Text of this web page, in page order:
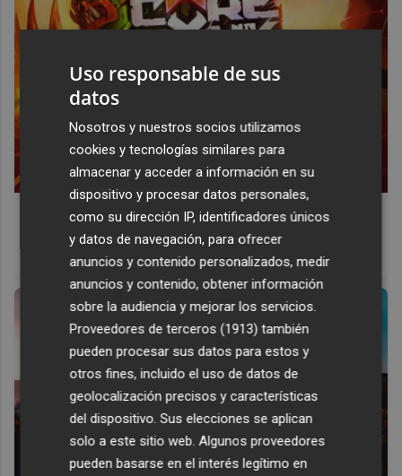
Corepunk MMORPG
Un verdadero MMORPG de la vieja escuela ¡Cómo los de
antes, pero mejor!
Uso responsable de sus
datos
Nosotros y nuestros socios utilizamos
cookies y tecnologías similares para
almacenar y acceder a información en su
dispositivo y procesar datos personales,
como su dirección IP, identificadores únicos
y datos de navegación, para ofrecer
anuncios y contenido personalizados, medir
anuncios y contenido, obtener información
sobre la audiencia y mejorar los servicios.
Proveedores de terceros (1913) también
pueden procesar sus datos para estos y
otros fines, incluido el uso de datos de
geolocalización precisos y características
del dispositivo. Sus elecciones se aplican
solo a este sitio web. Algunos proveedores
pueden basarse en el interés legítimo en